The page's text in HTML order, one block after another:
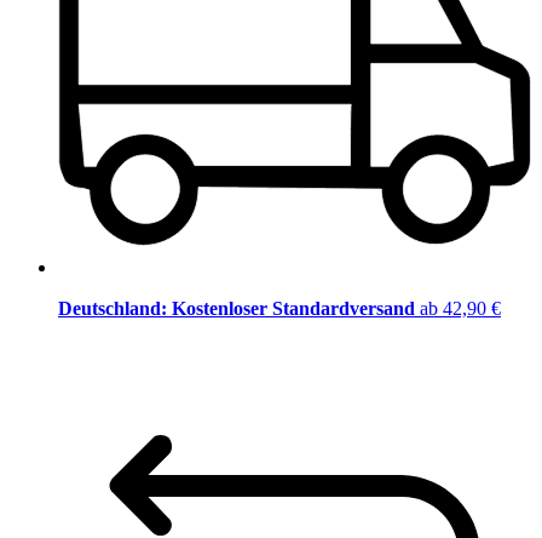
Deutschland: Kostenloser Standardversand ab 42,90 €